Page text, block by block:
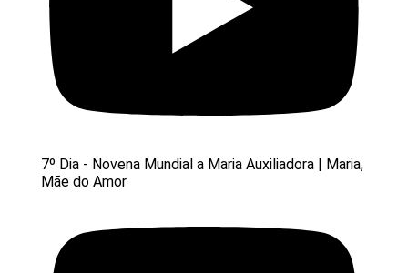
7º Dia - Novena Mundial a Maria Auxiliadora | Maria,
Mãe do Amor